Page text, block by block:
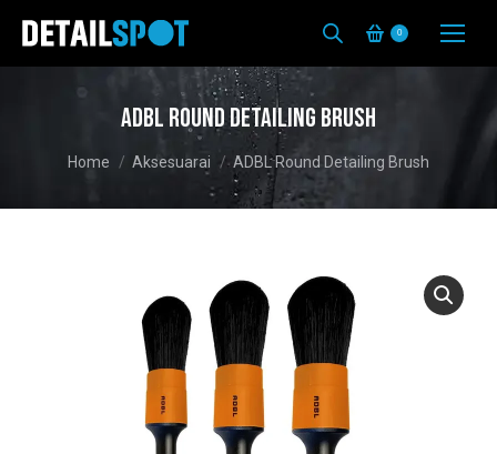
0
ADBL Round Detailing Brush
You are here:
Home Aksesuarai ADBL Round Detailing Brush